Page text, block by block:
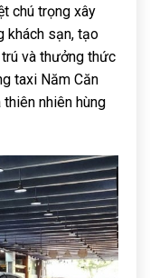
chú trọng xây
khách sạn, tạo
và thưởng thức
taxi Năm Căn
nhiên hùng